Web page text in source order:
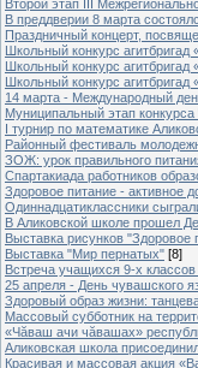
Второй этап III
В преддверии 8 марта
Праздничный концерт,
Школьный конкурс агитбригад
Школьный конкурс агитбригад
Школьный конкурс агитбригад
14 марта - Международный
Муниципальный этап
I турнир по математике
Районный фестиваль
ЗОЖ: урок правильного
Спартакиада работников
Здоровое питание - активное
Одиннадцатиклассники
В Аликовской школе прошел
Выставка рисунков "Здоровое
Выставка "Мир пернатых" [8]
Встреча учащихся 9-х
25 апреля - День чувашского
Здоровый образ жизни:
Массовый субботник на
«Чăваш ачи чăвашах»
Аликовская школа
Красивая и массовая акция